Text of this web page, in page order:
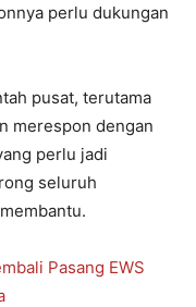
perlu dukungan
pusat, terutama
merespon dengan
perlu jadi
seluruh
Pasang EWS